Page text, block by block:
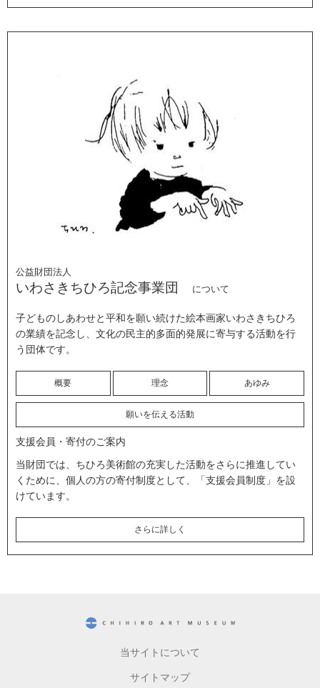
公益財団法人
いわさきちひろ記念事業団 について
子どものしあわせと平和を願い続けた絵本画家いわさきちひろ
の業績を記念し、文化の民主的多面的発展に寄与する活動を行
う団体です。
概要 理念 あゆみ
願いを伝える活動
支援会員・寄付のご案内
当財団では、ちひろ美術館の充実した活動をさらに推進してい
くために、個人の方の寄付制度として、「支援会員制度」を設
けています。
さらに詳しく
当サイトについて
サイトマップ